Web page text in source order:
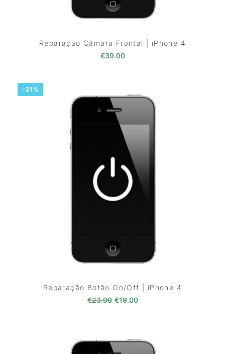
Reparação Câmara Frontal | iPhone 4
€39.00
-21%
Reparação Botão On/Off | iPhone 4
€23.90 O preço original era: €23.90.
€19.00O preço atual é: